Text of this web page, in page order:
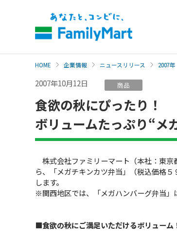
HOME 企業情報 ニュースリリース 2007年
2007年10月12日 商品
食欲の秋にぴったり！
ボリュームたっぷり“メ
株式会社ファミリーマート（本社：東京
ら、「メガチキンカツ弁当」（税込価格
します。
※関西地区では、「メガハンバーグ弁当」
■食欲の秋にご満足いただけるボリューム